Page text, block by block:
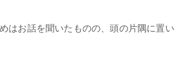
はお話を聞いたものの、頭の片隅に置い